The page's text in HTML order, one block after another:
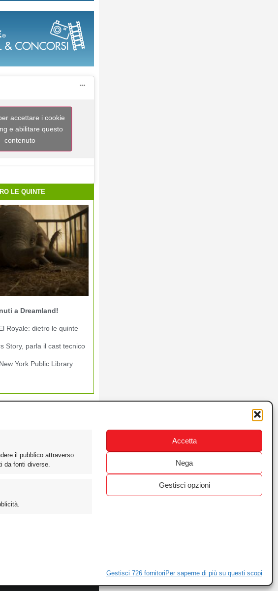
il pubblico attraverso
da fonti diverse.
Gestisci 726 fornitori Per saperne di più su questi scopi
Accetta
Nega
Gestisci opzioni
accettare i cookie
e abilitare questo
contenuto
LE QUINTE
a Dreamland!
Royale: dietro le quinte
Story, parla il cast tecnico
York Public Library